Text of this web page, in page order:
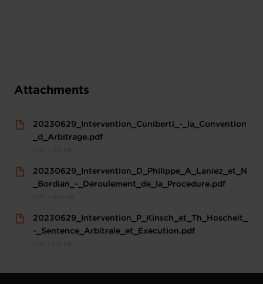
Attachments
20230629_Intervention_Cuniberti_-_la_Convention
_d_Arbitrage.pdf
20230629_Intervention_D_Philippe_A_Laniez_et_N
_Bordian_-_Deroulement_de_la_Procedure.pdf
20230629_Intervention_P_Kinsch_et_Th_Hoscheit_
-_Sentence_Arbitrale_et_Execution.pdf